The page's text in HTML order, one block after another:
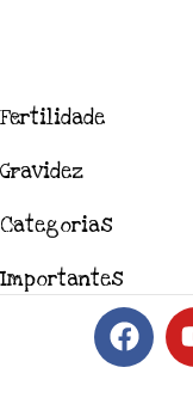
Fertilidade
Gravidez
Categorias
Importantes